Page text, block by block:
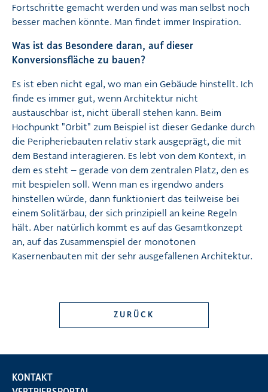
Fortschritte gemacht werden und was man selbst noch
besser machen könnte. Man findet immer Inspiration.
Was ist das Besondere daran, auf dieser
Konversionsfläche zu bauen?
Es ist eben nicht egal, wo man ein Gebäude hinstellt. Ich
finde es immer gut, wenn Architektur nicht
austauschbar ist, nicht überall stehen kann. Beim
Hochpunkt "Orbit" zum Beispiel ist dieser Gedanke durch
die Peripheriebauten relativ stark ausgeprägt, die mit
dem Bestand interagieren. Es lebt von dem Kontext, in
dem es steht – gerade von dem zentralen Platz, den es
mit bespielen soll. Wenn man es irgendwo anders
hinstellen würde, dann funktioniert das teilweise bei
einem Solitärbau, der sich prinzipiell an keine Regeln
hält. Aber natürlich kommt es auf das Gesamtkonzept
an, auf das Zusammenspiel der monotonen
Kasernenbauten mit der sehr ausgefallenen Architektur.
ZURÜCK
KONTAKT